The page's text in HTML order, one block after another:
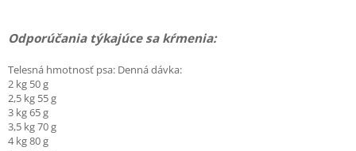
Odporúčania týkajúce sa kŕmenia:
Telesná hmotnosť psa: Denná dávka:
2 kg 50 g
2,5 kg 55 g
3 kg 65 g
3,5 kg 70 g
4 kg 80 g